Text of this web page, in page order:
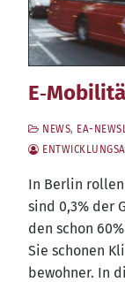
NEWS, EA-
In Ber­lin rol­len
sind 0,3% der
den schon
Sie scho­nen
be­woh­ner. In